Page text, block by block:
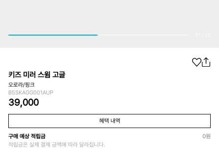
키즈 미러 스윔 고글
오로라/핑크
B5SKAGG001AUP
39,000
혜택 내역
구매 예상 적립금 0원
적립금은 실제 결제 금액에 따라 달라집니다.